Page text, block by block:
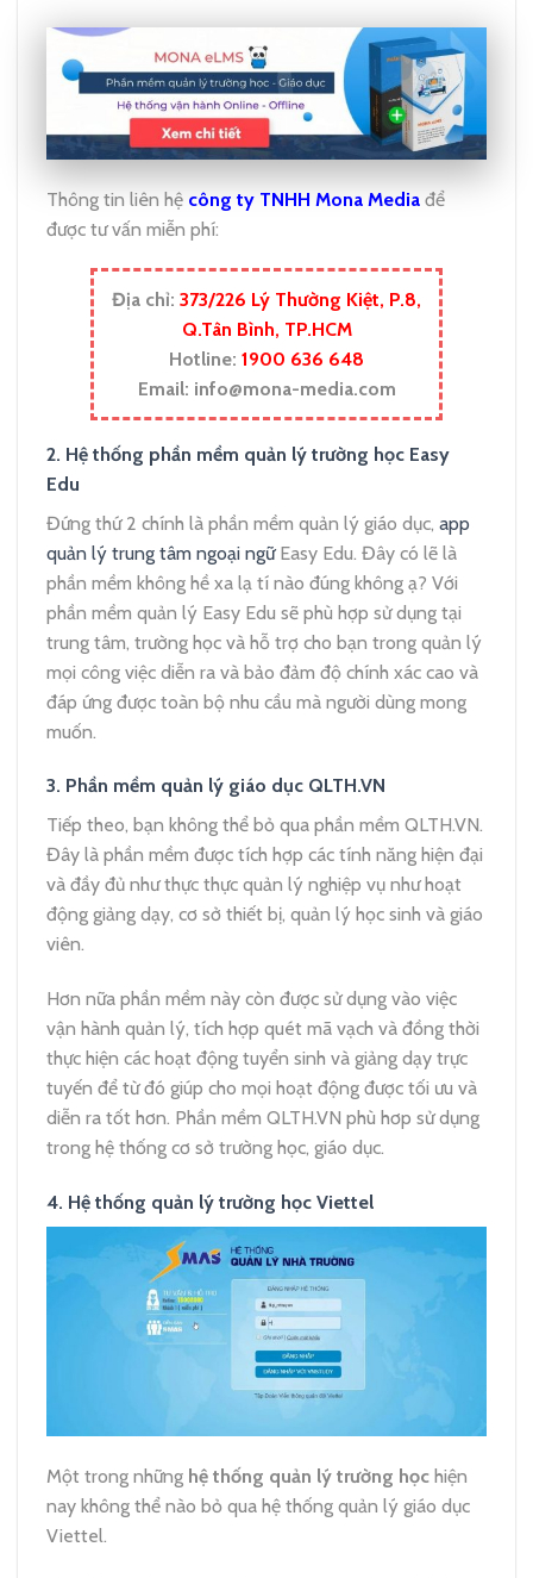
Thông tin liên hệ công ty TNHH Mona Media để
được tư vấn miễn phí:
Địa chỉ: 373/226 Lý Thường Kiệt, P.8,
Q.Tân Bình, TP.HCM
Hotline: 1900 636 648
Email: info@mona-media.com
2. Hệ thống phần mềm quản lý trường học Easy
Edu
Đứng thứ 2 chính là phần mềm quản lý giáo dục, app
quản lý trung tâm ngoại ngữEasy Edu. Đây có lẽ là
phần mềm không hề xa lạ tí nào đúng không ạ? Với
phần mềm quản lý Easy Edu sẽ phù hợp sử dụng tại
trung tâm, trường học và hỗ trợ cho bạn trong quản lý
mọi công việc diễn ra và bảo đảm độ chính xác cao và
đáp ứng được toàn bộ nhu cầu mà người dùng mong
muốn.
3. Phần mềm quản lý giáo dục QLTH.VN
Tiếp theo, bạn không thể bỏ qua phần mềm QLTH.VN.
Đây là phần mềm được tích hợp các tính năng hiện đại
và đầy đủ như thực thực quản lý nghiệp vụ như hoạt
động giảng dạy, cơ sở thiết bị, quản lý học sinh và giáo
viên.
Hơn nữa phần mềm này còn được sử dụng vào việc
vận hành quản lý, tích hợp quét mã vạch và đồng thời
thực hiện các hoạt động tuyển sinh và giảng dạy trực
tuyến để từ đó giúp cho mọi hoạt động được tối ưu và
diễn ra tốt hơn. Phần mềm QLTH.VN phù hơp sử dụng
trong hệ thống cơ sở trường học, giáo dục.
4. Hệ thống quản lý trường học Viettel
Một trong những hệ thống quản lý trường học hiện
nay không thể nào bỏ qua hệ thống quản lý giáo dục
Viettel.